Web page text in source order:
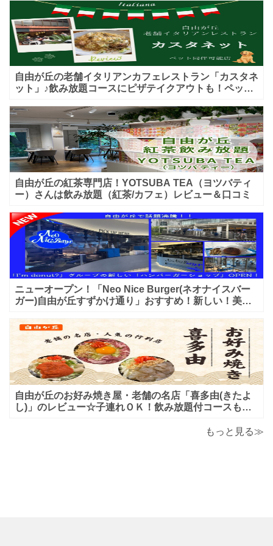
自由が丘の老舗イタリアンカフェレストラン「カスタネ
ット」♪飲み放題コースにピザテイクアウトも！ペット
自由が丘の紅茶専門店！YOTSUBA TEA（ヨツバティ
ー）さんは飲み放題（紅茶/カフェ）レビュー＆口コミ
ニューオープン！「Neo Nice Burger(ネオナイスバー
ガー)自由が丘すずかけ通り」おすすめ！新しい！美味
自由が丘のお好み焼き屋・老舗の名店「喜多由(きたよ
し)」のレビュー☆子連れＯＫ！飲み放題付コースも！
もっと見る≫